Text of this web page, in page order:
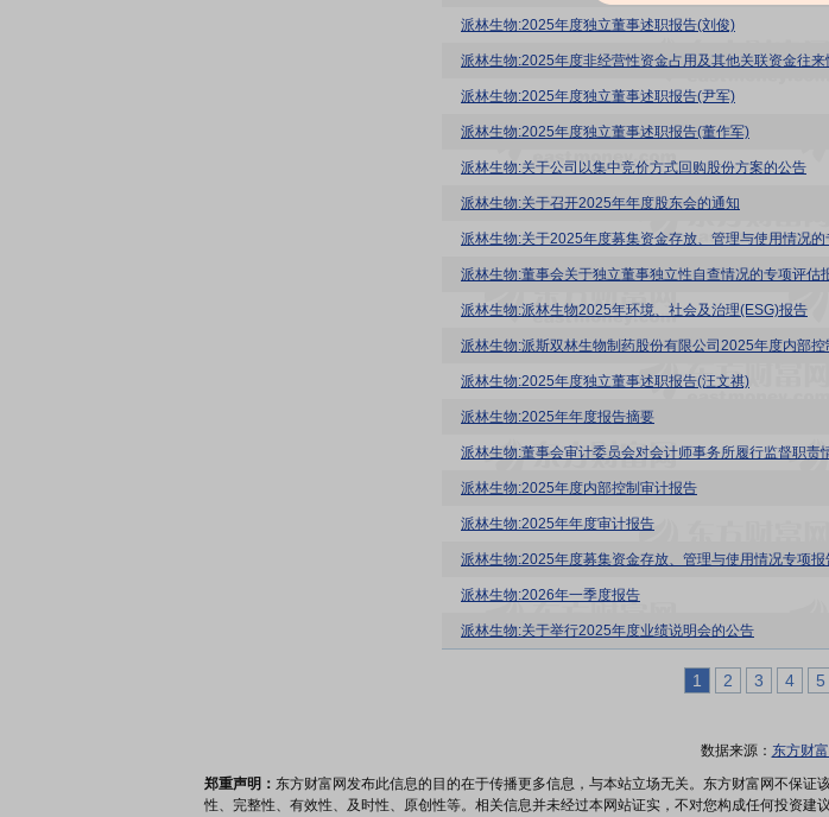
派林生物:2025年度独立董事述职报告(刘俊)
派林生物:2025年度非经营性资金占用及其他关联资金往
派林生物:2025年度独立董事述职报告(尹军)
派林生物:2025年度独立董事述职报告(董作军)
派林生物:关于公司以集中竞价方式回购股份方案的公告
派林生物:关于召开2025年年度股东会的通知
派林生物:关于2025年度募集资金存放、管理与使用情况的
派林生物:董事会关于独立董事独立性自查情况的专项评估
派林生物:派林生物2025年环境、社会及治理(ESG)报告
派林生物:派斯双林生物制药股份有限公司2025年度内部
派林生物:2025年度独立董事述职报告(汪文祺)
派林生物:2025年年度报告摘要
派林生物:董事会审计委员会对会计师事务所履行监督职责
派林生物:2025年度内部控制审计报告
派林生物:2025年年度审计报告
派林生物:2025年度募集资金存放、管理与使用情况专项
派林生物:2026年一季度报告
派林生物:关于举行2025年度业绩说明会的公告
1 2 3 4 5
数据来源： 东方财
郑重声明： 东方财富网发布此信息的目的在于传播更多信息，与本站立场无关。东方财富网不保
性、完整性、有效性、及时性、原创性等。相关信息并未经过本网站证实，不对您构成任何投资建